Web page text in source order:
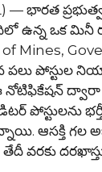
— భారత
ఉన్న ఒక మినీ
Mines,
పలు పోస్టుల
ద్వారా
పోస్టులను భర్తీ
ఆసక్తి గల
వరకు